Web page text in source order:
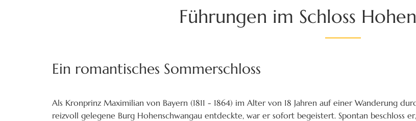
Führungen im Schloss
Ein romantisches Sommerschloss
Als Kronprinz Maximilian von Bayern (1811 - 1864) im Alter von 18 Jahren auf einer Wanderung
reizvoll gelegene Burg Hohenschwangau entdeckte, war er sofort begeistert. Spontan beschloss